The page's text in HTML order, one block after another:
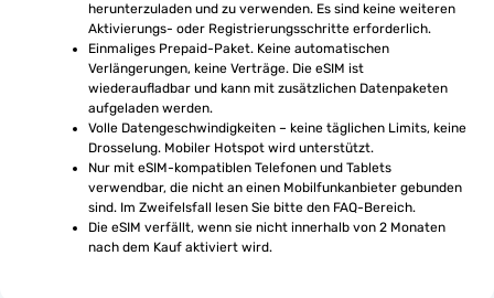
herunterzuladen und zu verwenden. Es sind keine weiteren
Aktivierungs- oder Registrierungsschritte erforderlich.
Einmaliges Prepaid-Paket. Keine automatischen
Verlängerungen, keine Verträge. Die eSIM ist
wiederaufladbar und kann mit zusätzlichen Datenpaketen
aufgeladen werden.
Volle Datengeschwindigkeiten – keine täglichen Limits, keine
Drosselung. Mobiler Hotspot wird unterstützt.
Nur mit eSIM-kompatiblen Telefonen und Tablets
verwendbar, die nicht an einen Mobilfunkanbieter gebunden
sind. Im Zweifelsfall lesen Sie bitte den FAQ-Bereich.
Die eSIM verfällt, wenn sie nicht innerhalb von 2 Monaten
nach dem Kauf aktiviert wird.